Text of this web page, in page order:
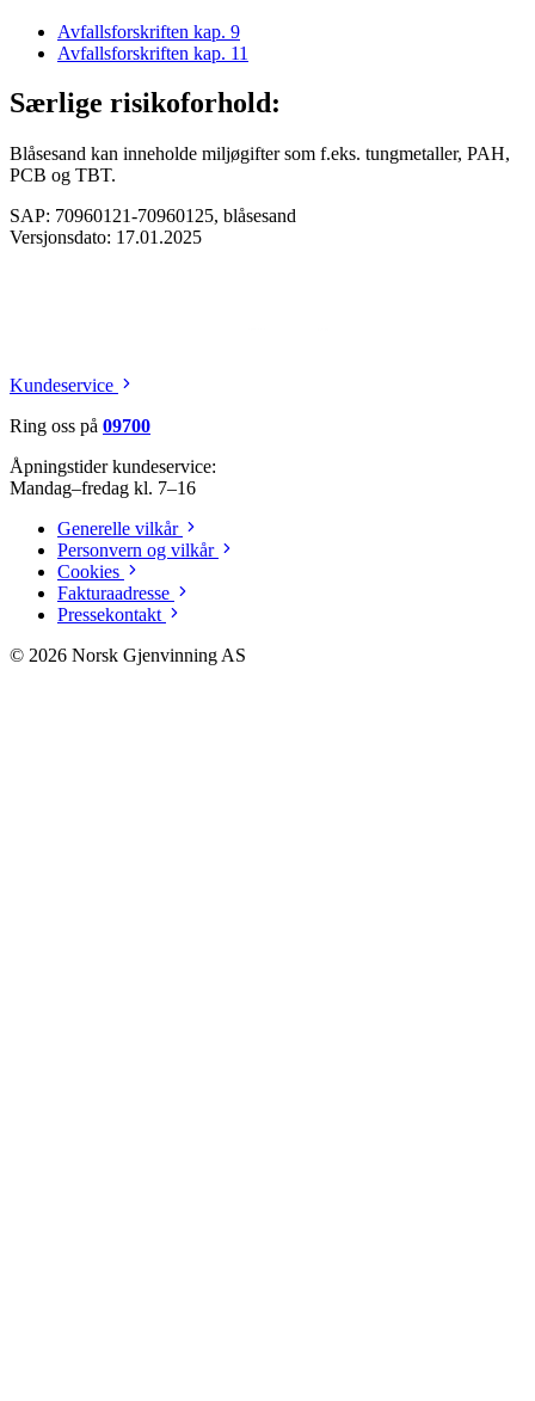
Avfallsforskriften kap. 9
Avfallsforskriften kap. 11
Særlige risikoforhold:
Blåsesand kan inneholde miljøgifter som f.eks. tungmetaller, PAH,
PCB og TBT.
SAP: 70960121-70960125, blåsesand
Versjonsdato: 17.01.2025
Kundeservice
Ring oss på 09700
Åpningstider kundeservice:
Mandag–fredag kl. 7–16
Generelle vilkår
Personvern og vilkår
Cookies
Fakturaadresse
Pressekontakt
© 2026 Norsk Gjenvinning AS